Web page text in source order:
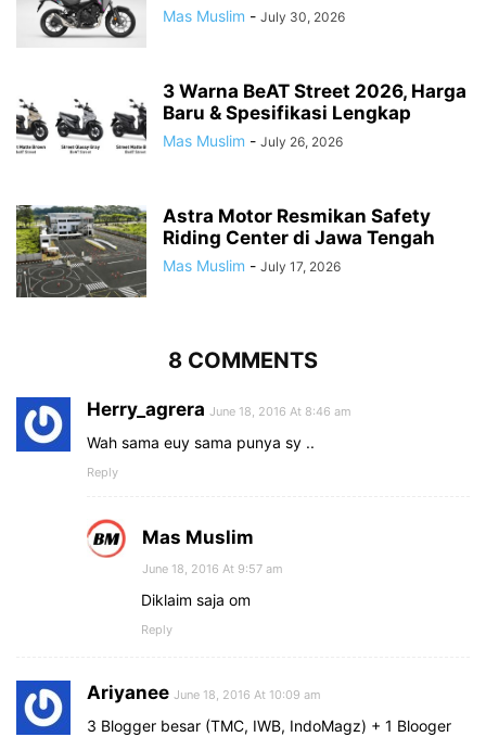
Mas Muslim - July 30, 2026
3 Warna BeAT Street 2026, Harga
Baru & Spesifikasi Lengkap
Mas Muslim - July 26, 2026
Astra Motor Resmikan Safety
Riding Center di Jawa Tengah
Mas Muslim - July 17, 2026
8 COMMENTS
Herry_agrera June 18, 2016 At 8:46 am
Wah sama euy sama punya sy ..
Reply
Mas Muslim
June 18, 2016 At 9:57 am
Diklaim saja om
Reply
Ariyanee June 18, 2016 At 10:09 am
3 Blogger besar (TMC, IWB, IndoMagz) + 1 Blooger